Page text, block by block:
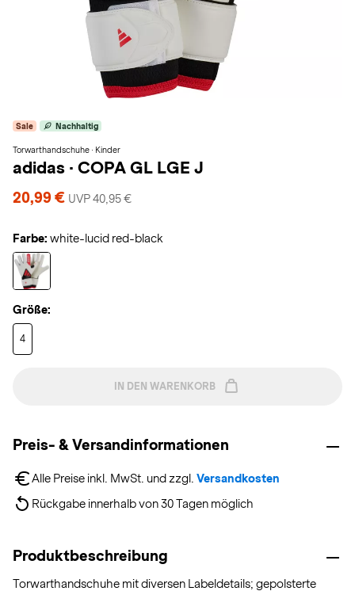
Sale Nachhaltig
Torwarthandschuhe · Kinder
adidas · COPA GL LGE J
20,99 € UVP 40,95 €
Farbe: white-lucid red-black
Größe:
4
IN DEN WARENKORB
Preis- & Versandinformationen
Alle Preise inkl. MwSt. und zzgl. Versandkosten
Rückgabe innerhalb von 30 Tagen möglich
Produktbeschreibung
Torwarthandschuhe mit diversen Labeldetails; gepolsterte